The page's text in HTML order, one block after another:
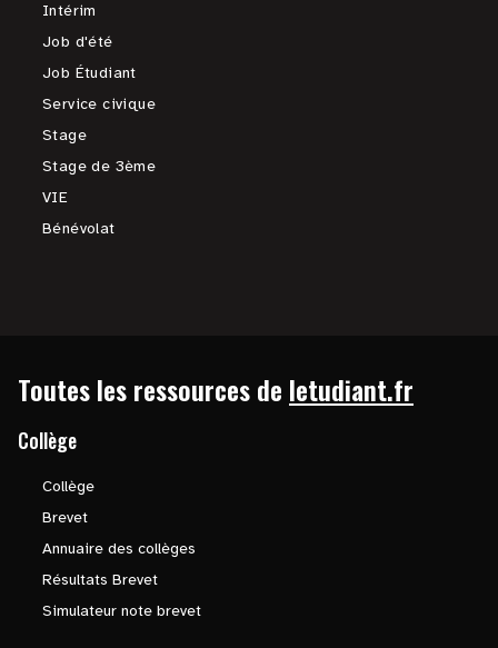
Intérim
Job d'été
Job Étudiant
Service civique
Stage
Stage de 3ème
VIE
Bénévolat
Toutes les ressources de letudiant.fr
Collège
Collège
Brevet
Annuaire des collèges
Résultats Brevet
Simulateur note brevet